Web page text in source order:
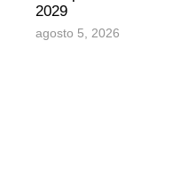
2029
agosto 5, 2026